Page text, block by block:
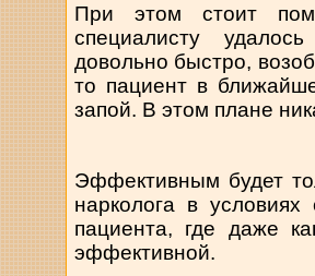
При этом стоит
специалисту
довольно быстро,
то пациент в
запой. В этом плане
Эффективным будет
нарколога в
пациента, где даже
эффективной.